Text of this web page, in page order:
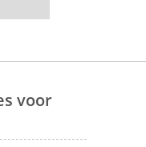
voor